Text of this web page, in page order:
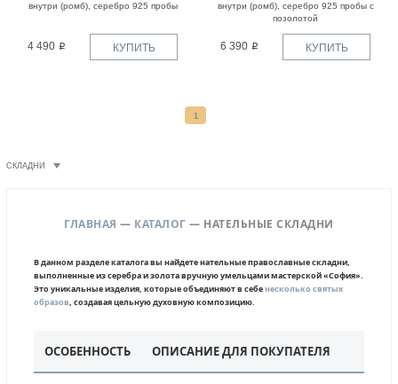
внутри (ромб), серебро 925 пробы
4 490 КУПИТЬ
внутри (ромб), серебро 925 пробы с
позолотой
6 390 КУПИТЬ
1
СКЛАДНИ
ГЛАВНАЯ — КАТАЛОГ — НАТЕЛЬНЫЕ СКЛАДНИ
В данном разделе каталога вы найдете нательные православные складни,
выполненные из серебра и золота вручную умельцами мастерской «София».
Это уникальные изделия, которые объединяют в себенесколько святых
образов, создавая цельную духовную композицию.
ОСОБЕННОСТЬ ОПИСАНИЕ ДЛЯ ПОКУПАТЕЛЯ